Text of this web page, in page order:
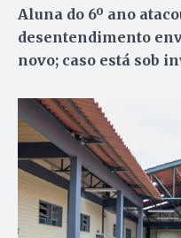
Aluna do 6º ano
desentendimento
novo; caso está sob